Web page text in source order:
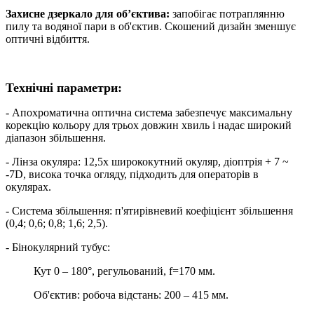
Захисне дзеркало для об’єктива: запобігає потраплянню
пилу та водяної пари в об'єктив. Скошений дизайн зменшує
оптичні відбиття.
Технічні параметри:
- Апохроматична оптична система забезпечує максимальну
корекцію кольору для трьох довжин хвиль і надає широкий
діапазон збільшення.
- Лінза окуляра: 12,5x ширококутний окуляр, діоптрія + 7 ~
-7D, висока точка огляду, підходить для операторів в
окулярах.
- Система збільшення: п'ятирівневий коефіцієнт збільшення
(0,4; 0,6; 0,8; 1,6; 2,5).
- Бінокулярний тубус:
Кут 0 – 180°, регульований, f=170 мм.
Об'єктив: робоча відстань: 200 – 415 мм.